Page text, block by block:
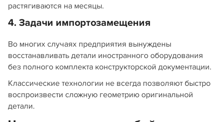
растягиваются на месяцы.
4. Задачи импортозамещения
Во многих случаях предприятия вынуждены
восстанавливать детали иностранного оборудования
без полного комплекта конструкторской документации.
Классические технологии не всегда позволяют быстро
воспроизвести сложную геометрию оригинальной
детали.